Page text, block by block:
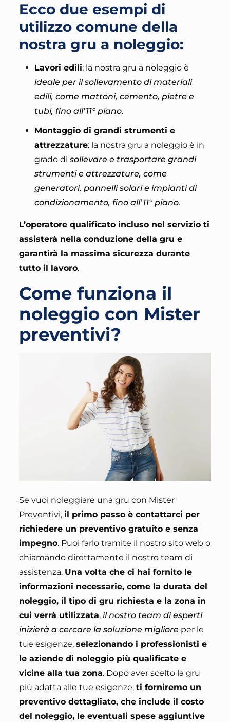
Ecco due esempi di
utilizzo comune della
nostra gru a noleggio:
Lavori edili: la nostra gru a noleggio è
ideale per il sollevamento di materiali
edili, come mattoni, cemento, pietre e
tubi, fino all’11° piano.
Montaggio di grandi strumenti e
attrezzature: la nostra gru a noleggio è in
grado di sollevare e trasportare grandi
strumenti e attrezzature, come
generatori, pannelli solari e impianti di
condizionamento, fino all’11° piano.
L’operatore qualificato incluso nel servizio ti
assisterà nella conduzione della gru e
garantirà la massima sicurezza durante
tutto il lavoro.
Come funziona il
noleggio con Mister
preventivi?
Se vuoi noleggiare una gru con Mister
Preventivi, il primo passo è contattarci per
richiedere un preventivo gratuito e senza
impegno. Puoi farlo tramite il nostro sito web o
chiamando direttamente il nostro team di
assistenza. Una volta che ci hai fornito le
informazioni necessarie, come la durata del
noleggio, il tipo di gru richiesta e la zona in
cui verrà utilizzata, il nostro team di esperti
inizierà a cercare la soluzione miglioreper le
tue esigenze, selezionando i professionisti e
le aziende di noleggio più qualificate e
vicine alla tua zona. Dopo aver scelto la gru
più adatta alle tue esigenze, ti forniremo un
preventivo dettagliato, che include il costo
del noleggio, le eventuali spese aggiuntive